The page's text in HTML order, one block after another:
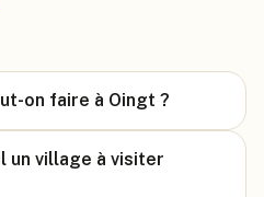
on faire à Oingt ?
un village à visiter